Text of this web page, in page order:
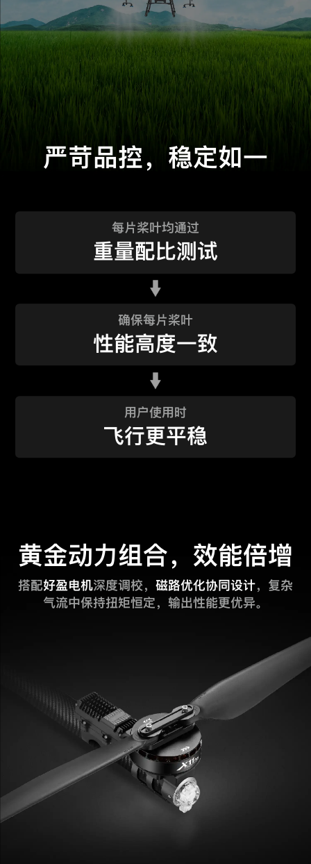
严苛品控，稳定如一
每片桨叶均通过
重量配比测试
确保每片桨叶
性能高度一致
用户使用时
飞行更平稳
黄金动力组合，效能倍增
搭配好盈电机深度调校， 磁路优化协同设计，复杂
气流中保持扭矩恒定，输出性能更优异。